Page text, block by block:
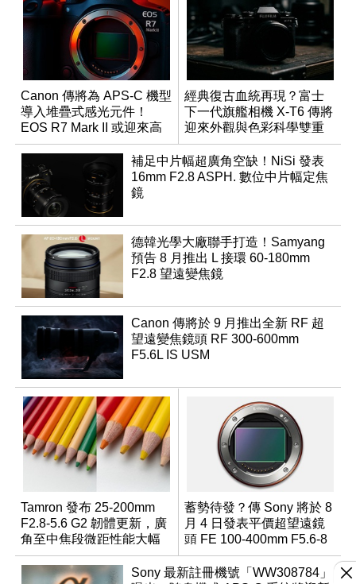
Canon 傳將為 APS-C 機型
導入堆疊式感光元件！
EOS R7 Mark II 或迎來高
速讀出升級
經典復古血統再現？富士
下一代旗艦相機 X-T6 傳將
迎來外觀與色彩科學雙重
優化
補足中片幅超廣角空缺！NiSi 發表
16mm F2.8 ASPH. 數位中片幅定焦
鏡
德韓光學大廠聯手打造！Samyang
預告 8 月推出 L 接環 60-180mm
F2.8 望遠變焦鏡
Canon 傳將於 9 月推出全新 RF 超
望遠變焦鏡頭 RF 300-600mm
F5.6L IS USM
Tamron 發布 25-200mm
F2.8-5.6 G2 韌體更新，廣
角至中焦段微距性能大幅
升級
蓄勢待發？傳 Sony 將於 8
月 4 日發表平價超望遠鏡
頭 FE 100-400mm F5.6-8
Sony 最新註冊機號「WW308784」